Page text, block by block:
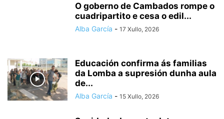
O goberno de Cambados rompe o
cuadripartito e cesa o edil...
Alba García - 17 Xullo, 2026
Educación confirma ás familias
da Lomba a supresión dunha aula
de...
Alba García - 15 Xullo, 2026